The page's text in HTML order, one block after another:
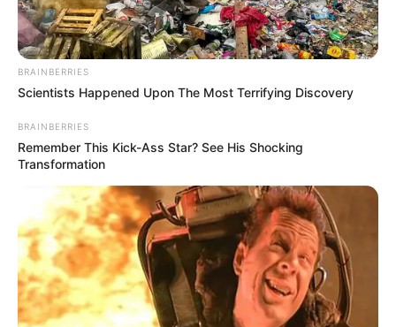
SHARE THIS Share it Tweet
Share it Pin it
PUBLICAÇÕES RELACIONADAS
Polícia Federal
FAÇA O SEU COMENTÁRIO AQUI!
BRAINBERRIES
Scientists Happened Upon The Most Terrifying Discovery
BRAINBERRIES
Remember This Kick-Ass Star? See His Shocking
Transformation